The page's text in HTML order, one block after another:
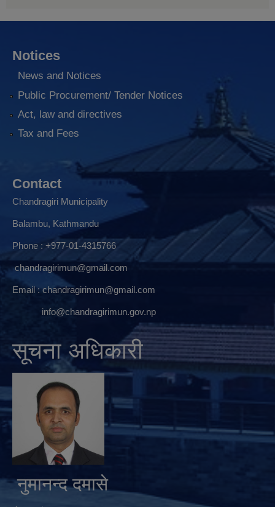
Notices
News and Notices
Public Procurement/ Tender Notices
Act, law and directives
Tax and Fees
Contact
Chandragiri Municipality
Balambu, Kathmandu
Phone : +977-01-4315766
chandragirimun@gmail.com
Email :chandragirimun@gmail.com
info@chandragirimun.gov.np
सूचना अधिकारी
नुमानन्द दमासे